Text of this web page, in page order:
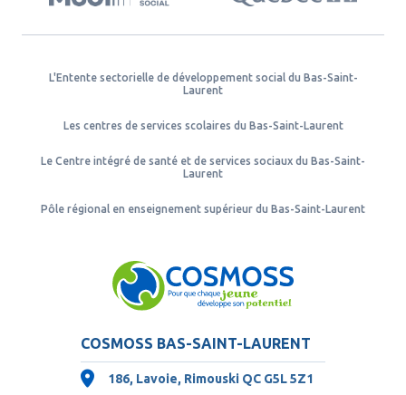
L'Entente sectorielle de développement social du Bas-Saint-
Laurent
Les centres de services scolaires du Bas-Saint-Laurent
Le Centre intégré de santé et de services sociaux du Bas-Saint-
Laurent
Pôle régional en enseignement supérieur du Bas-Saint-Laurent
COSMOSS BAS-SAINT-LAURENT
186, Lavoie, Rimouski QC G5L 5Z1